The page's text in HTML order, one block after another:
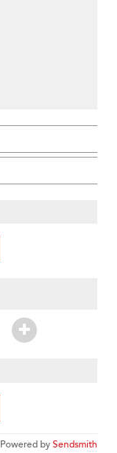
Powered bySendsmith